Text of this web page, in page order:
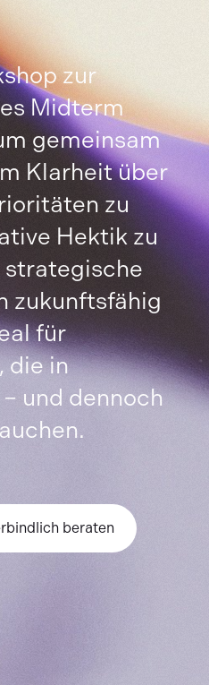
zur
Midterm
gemeinsam
Klarheit über
zu
Hektik zu
strategische
zukunftsfähig
für
die in
und dennoch
beraten